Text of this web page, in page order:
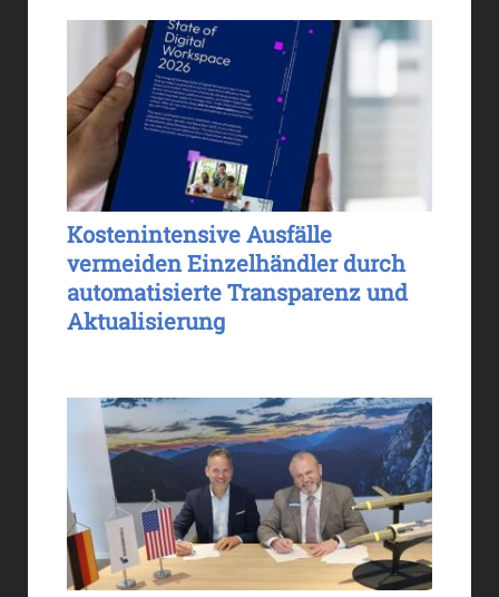
Kostenintensive Ausfälle
vermeiden Einzelhändler durch
automatisierte Transparenz und
Aktualisierung